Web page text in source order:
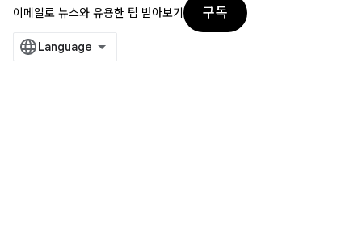
이메일로 뉴스와 유용한 팁 받아보기
구독